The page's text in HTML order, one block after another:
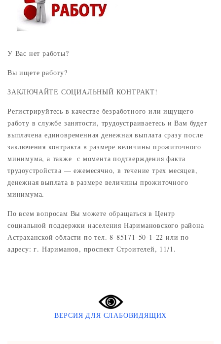
У Вас нет работы?
Вы ищете работу?
ЗАКЛЮЧАЙТЕ СОЦИАЛЬНЫЙ КОНТРАКТ!
Регистрируйтесь в качестве безработного или ищущего
работу в службе занятости, трудоустраиваетесь и Вам будет
выплачена единовременная денежная выплата сразу после
заключения контракта в размере величины прожиточного
минимума, а также с момента подтверждения факта
трудоустройства — ежемесячно, в течение трех месяцев,
денежная выплата в размере величины прожиточного
минимума.
По всем вопросам Вы можете обращаться в Центр
социальной поддержки населения Наримановского района
Астраханской области по тел. 8-85171-50-1-22 или по
адресу: г. Нариманов, проспект Строителей, 11/1.
ВЕРСИЯ ДЛЯ СЛАБОВИДЯЩИХ